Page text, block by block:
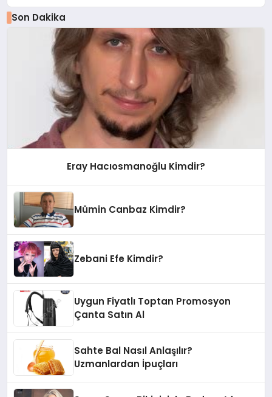
Son Dakika
Eray Hacıosmanoğlu Kimdir?
Mümin Canbaz Kimdir?
Zebani Efe Kimdir?
Uygun Fiyatlı Toptan Promosyon
Çanta Satın Al
Sahte Bal Nasıl Anlaşılır?
Uzmanlardan İpuçları